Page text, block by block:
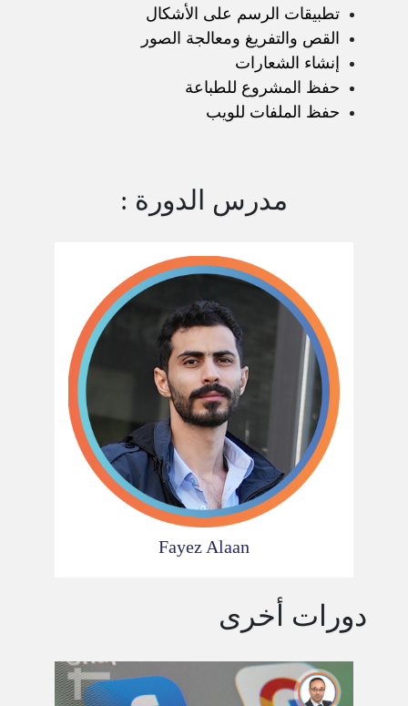
تطبيقات الرسم على الأشكال
القص والتفريغ ومعالجة الصور
إنشاء الشعارات
حفظ المشروع للطباعة
حفظ الملفات للويب
مدرس الدورة :
Fayez Alaan
دورات أخرى